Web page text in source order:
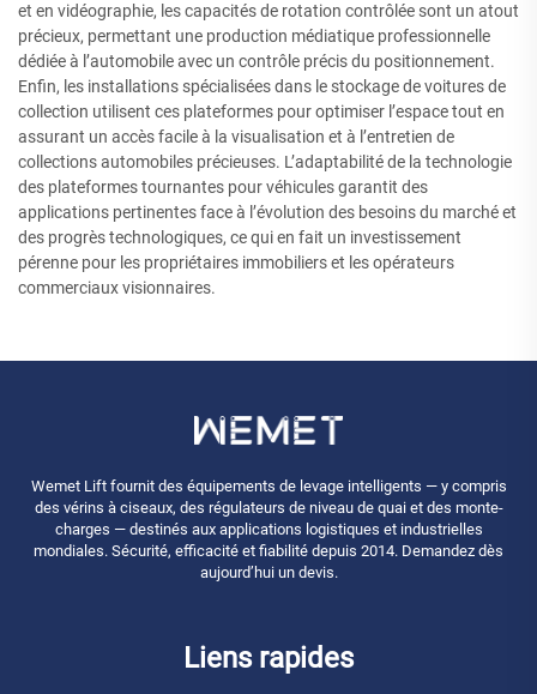
et en vidéographie, les capacités de rotation contrôlée sont un atout
précieux, permettant une production médiatique professionnelle
dédiée à l’automobile avec un contrôle précis du positionnement.
Enfin, les installations spécialisées dans le stockage de voitures de
collection utilisent ces plateformes pour optimiser l’espace tout en
assurant un accès facile à la visualisation et à l’entretien de
collections automobiles précieuses. L’adaptabilité de la technologie
des plateformes tournantes pour véhicules garantit des
applications pertinentes face à l’évolution des besoins du marché et
des progrès technologiques, ce qui en fait un investissement
pérenne pour les propriétaires immobiliers et les opérateurs
commerciaux visionnaires.
Wemet Lift fournit des équipements de levage intelligents — y compris
des vérins à ciseaux, des régulateurs de niveau de quai et des monte-
charges — destinés aux applications logistiques et industrielles
mondiales. Sécurité, efficacité et fiabilité depuis 2014. Demandez dès
aujourd’hui un devis.
Liens rapides